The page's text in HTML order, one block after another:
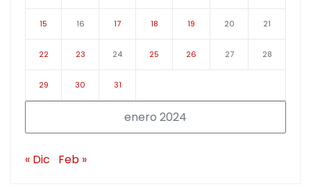
enero 2024
15 16 17 18 19 20 21
22 23 24 25 26 27 28
29 30 31
« Dic Feb »